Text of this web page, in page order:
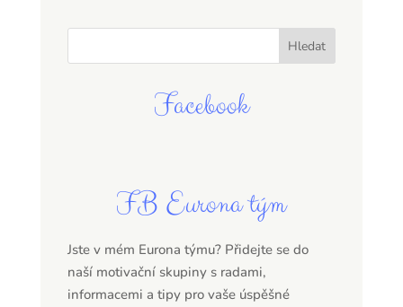
Facebook
FB Eurona tým
Jste v mém Eurona týmu? Přidejte se do
naší motivační skupiny s radami,
informacemi a tipy pro vaše úspěšné